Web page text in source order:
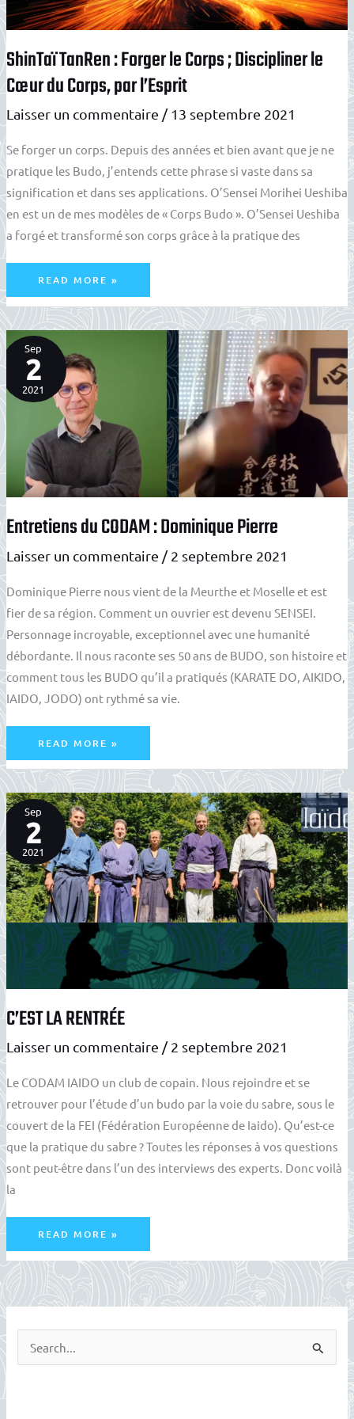
ShinTaï TanRen : Forger le Corps ; Discipliner le
Cœur du Corps, par l’Esprit
Laisser un commentaire /13 septembre 2021
Se forger un corps. Depuis des années et bien avant que je ne
pratique les Budo, j’entends cette phrase si vaste dans sa
signification et dans ses applications. O’Sensei Morihei Ueshiba
en est un de mes modèles de « Corps Budo ». O’Sensei Ueshiba
a forgé et transformé son corps grâce à la pratique des
SHINTAÏ
TANREN
:
FORGER
CORPS
;
DISCIPLINER
LE
CŒUR
DU
CORPS,
PAR
L’ESPRIT
READ MORE »
Sep
2
2021
Entretiens du CODAM : Dominique Pierre
Laisser un commentaire /2 septembre 2021
Dominique Pierre nous vient de la Meurthe et Moselle et est
fier de sa région. Comment un ouvrier est devenu SENSEI.
Personnage incroyable, exceptionnel avec une humanité
débordante. Il nous raconte ses 50 ans de BUDO, son histoire et
comment tous les BUDO qu’il a pratiqués (KARATE DO, AIKIDO,
IAIDO, JODO) ont rythmé sa vie.
ENTRETIENS
DU
CODAM
:
DOMINIQUE
PIERRE
READ MORE »
Sep
2
2021
C’EST LA RENTRÉE
Laisser un commentaire /2 septembre 2021
Le CODAM IAIDO un club de copain. Nous rejoindre et se
retrouver pour l’étude d’un budo par la voie du sabre, sous le
couvert de la FEI (Fédération Européenne de Iaido). Qu’est-ce
que la pratique du sabre ? Toutes les réponses à vos questions
sont peut-être dans l’un des interviews des experts. Donc voilà
la
C’EST
LA
RENTRÉE
READ MORE »
e